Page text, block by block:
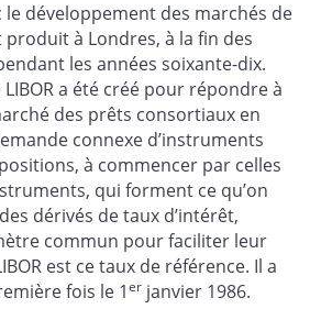
le développement des marchés de
produit à Londres, à la fin des
les années soixante-dix.
a été créé pour répondre à
des prêts consortiaux en
connexe d’instruments
à commencer par celles
qui forment ce qu’on
dérivés de taux d’intérêt,
commun pour faciliter leur
est ce taux de référence. Il a
fois le 1er janvier 1986.